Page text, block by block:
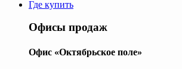
Где купить
Офисы продаж
Офис «Октябрьское поле»